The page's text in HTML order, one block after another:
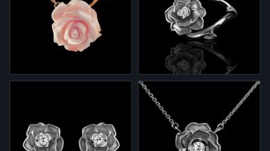
желтого золота с
бриллиантом и коралом
розового золота с
бриллиантами и кораллом.
Подвеска "Rose Emperor" из
розового золота с
1-356/1
Кольцо 1-356/1
"Император Роуз" из белого